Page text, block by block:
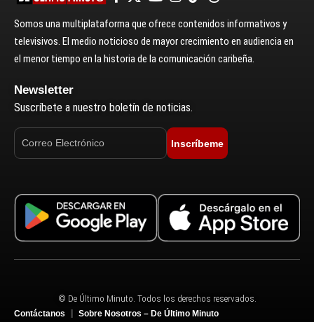
Somos una multiplataforma que ofrece contenidos informativos y
televisivos. El medio noticioso de mayor crecimiento en audiencia en
el menor tiempo en la historia de la comunicación caribeña.
Newsletter
Suscríbete a nuestro boletín de noticias.
Inscríbeme
© De Último Minuto. Todos los derechos reservados.
Contáctanos
Sobre Nosotros – De Último Minuto